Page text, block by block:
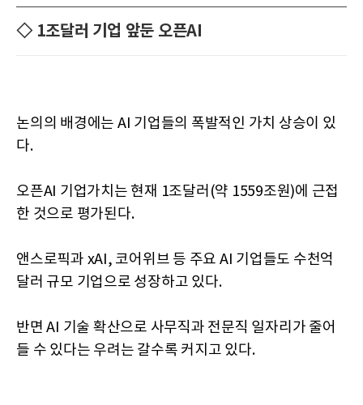
◇ 1조달러 기업 앞둔 오픈AI
논의의 배경에는 AI 기업들의 폭발적인 가치 상승이 있
다.
오픈AI 기업가치는 현재 1조달러(약 1559조원)에 근접
한 것으로 평가된다.
앤스로픽과 xAI, 코어위브 등 주요 AI 기업들도 수천억
달러 규모 기업으로 성장하고 있다.
반면 AI 기술 확산으로 사무직과 전문직 일자리가 줄어
들 수 있다는 우려는 갈수록 커지고 있다.